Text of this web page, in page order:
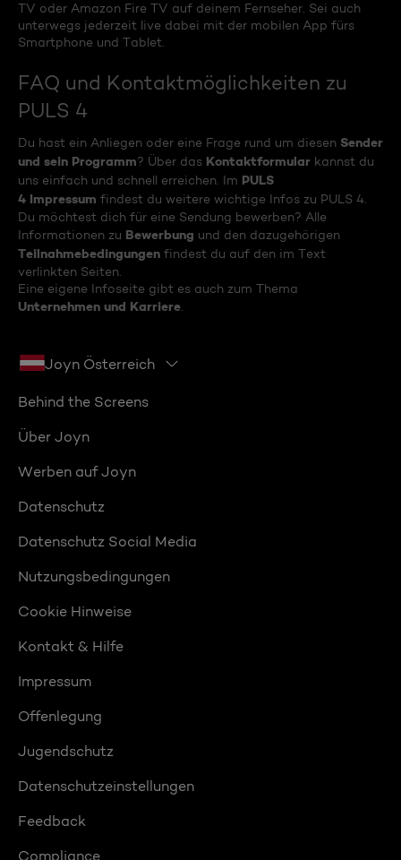
TV oder Amazon Fire TV auf deinem Fernseher. Sei auch
unterwegs jederzeit live dabei mit der mobilen App fürs
Smartphone und Tablet.
FAQ und Kontaktmöglichkeiten zu
PULS 4
Du hast ein Anliegen oder eine Frage rund um diesen Sender
und sein Programm? Über das Kontaktformular kannst du
uns einfach und schnell erreichen. Im PULS
4 Impressum findest du weitere wichtige Infos zu PULS 4.
Du möchtest dich für eine Sendung bewerben? Alle
Informationen zu Bewerbung und den dazugehörigen
Teilnahmebedingungen findest du auf den im Text
verlinkten Seiten.
Eine eigene Infoseite gibt es auch zum Thema
Unternehmen und Karriere
Joyn Österreich
Behind the Screens
Über Joyn
Werben auf Joyn
Datenschutz
Datenschutz Social Media
Nutzungsbedingungen
Cookie Hinweise
Kontakt & Hilfe
Impressum
Offenlegung
Jugendschutz
Datenschutzeinstellungen
Feedback
Compliance